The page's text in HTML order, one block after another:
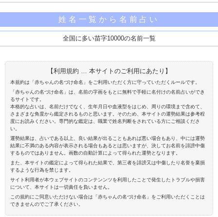
姓名一覧から名前占い
全国に多い苗字10000の名前一覧
【利用規約 … 本サイトのご利用にあたり】
本規約は「赤ちゃんの名づけ命名」をご利用いただく方に守っていただくルールです。
「赤ちゃんの名づけ命名」は、名前の字画をもとに無料で手軽に名付けの名前占いができ
るサイトです。
本格的な占いは、名前だけでなく、生年月日や血液型をはじめ、周りの環境まで含めて、
さまざまな角度から鑑定されるものと思います。そのため、本サイトの運勢結果は参考程
度にお読みください。専門的な鑑定は、職業で姓名判断をされている方にご相談くださ
い。
運勢結果は、占いである以上、良い結果が出ることもあれば悪い場合もあり、中には運勢
結果に不満のある内容が表示される場合もあるとは思いますが、決してお名前を誹謗中傷
するものではありません。画数の自動計算によって得られた運勢となります。
また、本サイトの鑑定によって得られた結果で、第三者を誹謗又は中傷したり名誉を棄損
するような行為を禁じます。
サイト利用者が本ウェブサイトのコンテンンツを利用したことで発生したトラブルや損害
について、本サイトは一切責任を負いません。
この規約にご同意いただけない場合は「赤ちゃんの名づけ命名」をご利用いただくことは
できませんのでご了承ください。